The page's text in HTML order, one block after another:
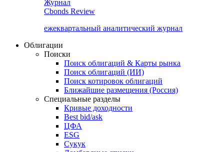
Cbonds Review
ежеквартальный аналитический журнал
Облигации
Поиски
Поиск облигаций & Карты рынка
Поиск облигаций (ИИ)
Поиск котировок облигаций
Ближайшие размещения (Россия)
Специальные разделы
Кривые доходности